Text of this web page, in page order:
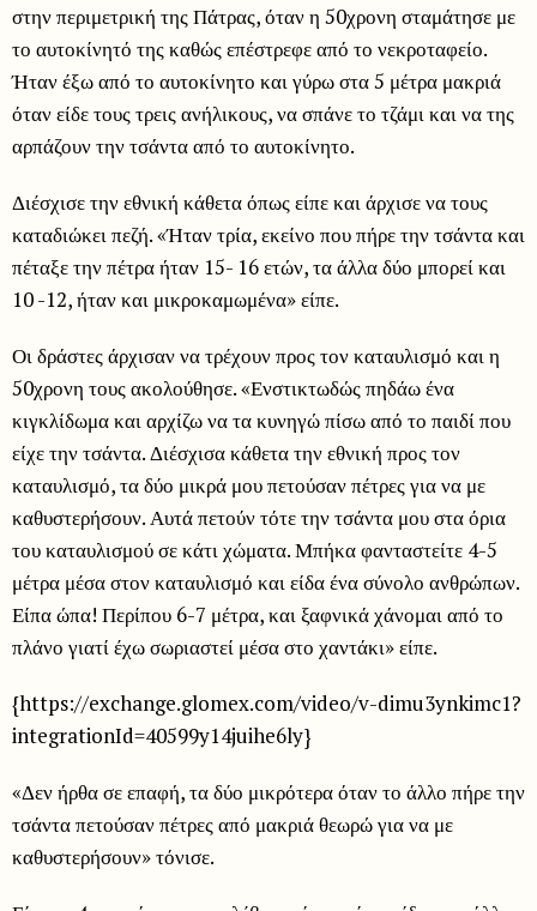
στην περιμετρική της Πάτρας, όταν η 50χρονη σταμάτησε με
το αυτοκίνητό της καθώς επέστρεφε από το νεκροταφείο.
Ήταν έξω από το αυτοκίνητο και γύρω στα 5 μέτρα μακριά
όταν είδε τους τρεις ανήλικους, να σπάνε το τζάμι και να της
αρπάζουν την τσάντα από το αυτοκίνητο.
Διέσχισε την εθνική κάθετα όπως είπε και άρχισε να τους
καταδιώκει πεζή. «Ήταν τρία, εκείνο που πήρε την τσάντα και
πέταξε την πέτρα ήταν 15- 16 ετών, τα άλλα δύο μπορεί και
10 -12, ήταν και μικροκαμωμένα» είπε.
Οι δράστες άρχισαν να τρέχουν προς τον καταυλισμό και η
50χρονη τους ακολούθησε. «Ενστικτωδώς πηδάω ένα
κιγκλίδωμα και αρχίζω να τα κυνηγώ πίσω από το παιδί που
είχε την τσάντα. Διέσχισα κάθετα την εθνική προς τον
καταυλισμό, τα δύο μικρά μου πετούσαν πέτρες για να με
καθυστερήσουν. Αυτά πετούν τότε την τσάντα μου στα όρια
του καταυλισμού σε κάτι χώματα. Μπήκα φανταστείτε 4-5
μέτρα μέσα στον καταυλισμό και είδα ένα σύνολο ανθρώπων.
Είπα ώπα! Περίπου 6-7 μέτρα, και ξαφνικά χάνομαι από το
πλάνο γιατί έχω σωριαστεί μέσα στο χαντάκι» είπε.
{https://exchange.glomex.com/video/v-dimu3ynkimc1?
integrationId=40599y14juihe6ly}
«Δεν ήρθα σε επαφή, τα δύο μικρότερα όταν το άλλο πήρε την
τσάντα πετούσαν πέτρες από μακριά θεωρώ για να με
καθυστερήσουν» τόνισε.